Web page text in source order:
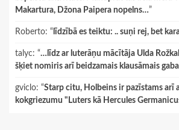
Makartura, Džona Paipera nopelns…”
Roberto: “ līdzībā es teiktu: .. suņi rej, bet
talyc: “…līdz ar luterāņu mācītāja Ulda
šķiet nomiris arī beidzamais klausāmais
gviclo: “Starp citu, Holbeins ir pazīstams arī
kokgriezumu "Luters kā Hercules